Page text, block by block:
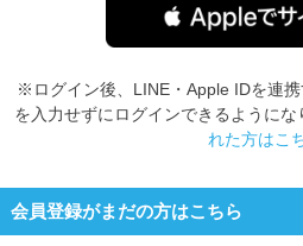
※ログイン後、LINE・Apple IDを連
を入力せずにログインできるようにな
れた方はこ
会員登録がまだの方はこちら